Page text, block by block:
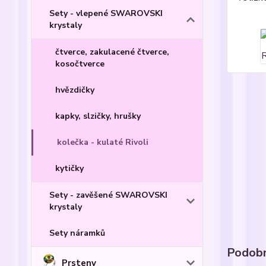
Sety - vlepené SWAROVSKI
krystaly
čtverce, zakulacené čtverce,
kosočtverce
hvězdičky
kapky, slzičky, hrušky
kolečka - kulaté Rivoli
kytičky
Sety - zavěšené SWAROVSKI
krystaly
Sety náramků
Prsteny